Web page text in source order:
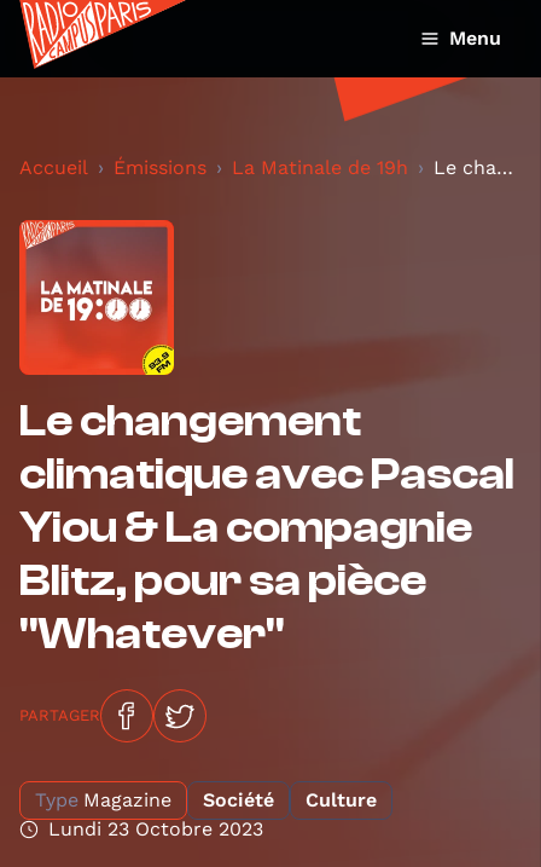
Menu
Accueil Émissions La Matinale de 19h Le changement climatique avec Pascal Yiou & La com...
Le changement
climatique avec Pascal
Yiou & La compagnie
Blitz, pour sa pièce
"Whatever"
PARTAGER
Type Magazine Société
Culture
Lundi 23 Octobre 2023